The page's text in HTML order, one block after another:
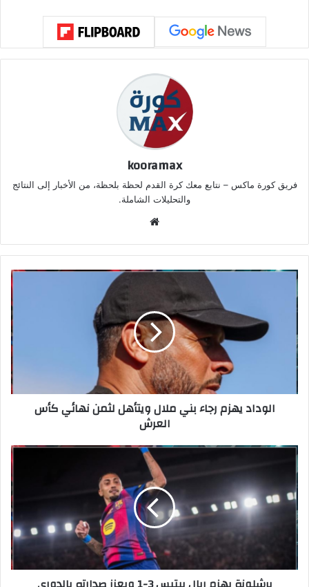
kooramax
فريق كورة ماكس – نتابع معك كرة القدم لحظة بلحظة، من الأخبار إلى النتائج
والتحليلات الشاملة.
الوي
ب
الوداد يهزم رجاء بني ملال ويتأهل لثمن نهائي كأس
العرش